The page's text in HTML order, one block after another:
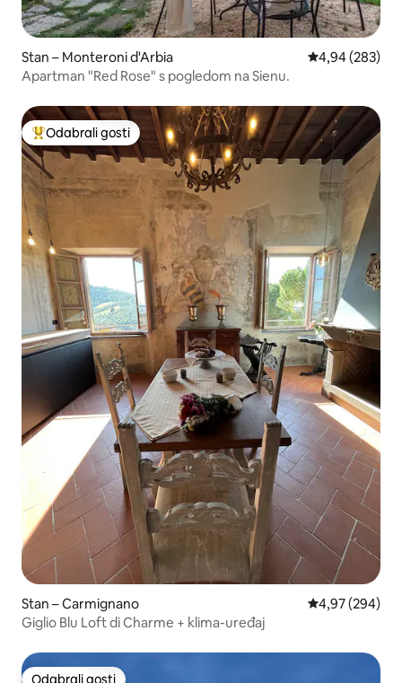
Stan – Monteroni d'Arbia Prosječna
4,94 (283)
Apartman "Red Rose" s pogledom na Sienu.
Među najviše rangiranima s oznakom „Odabrali gosti”
Odabrali gosti
Stan – Carmignano Prosječna
4,97 (294)
Giglio Blu Loft di Charme + klima-uređaj